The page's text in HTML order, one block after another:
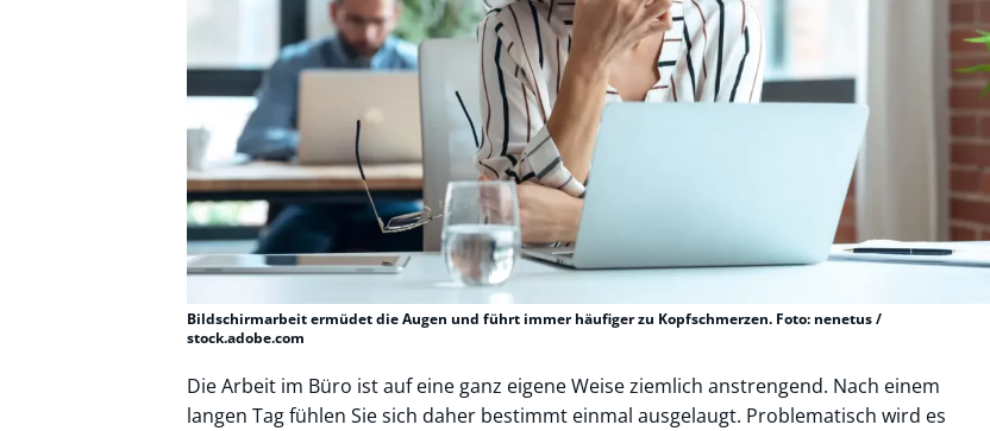
Bildschirmarbeit ermüdet die Augen und führt immer häufiger zu Kopfschmerzen. Foto: nenetus /
stock.adobe.com
Die Arbeit im Büro ist auf eine ganz eigene Weise ziemlich anstrengend. Nach einem
langen Tag fühlen Sie sich daher bestimmt einmal ausgelaugt. Problematisch wird es